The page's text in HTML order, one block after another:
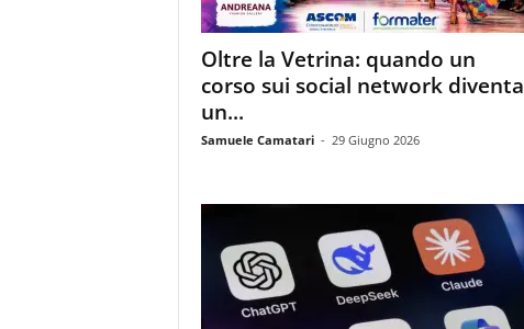
Oltre la Vetrina: quando un
corso sui social network diventa
un...
Samuele Camatari - 29 Giugno 2026